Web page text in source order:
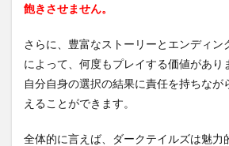
飽きさせません。
さらに、豊富なストーリーとエンディン
によって、何度もプレイする価値があり
自分自身の選択の結果に責任を持ちなが
えることができます。
全体的に言えば、ダークテイルズは魅力